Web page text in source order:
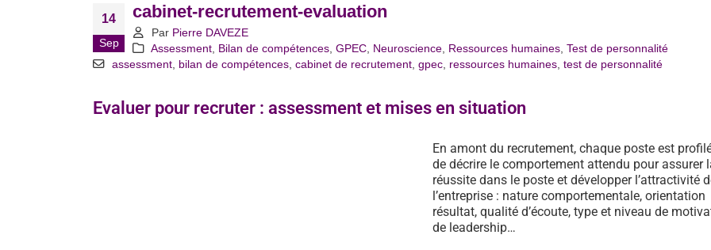
14
Sep
cabinet-recrutement-evaluation
Par Pierre DAVEZE
Assessment Bilan de compétences ,GPEC Neuroscience Ressources humaines ,Test de personnalité
assessment bilan de compétences ,cabinet de recrutement ,gpec ressources humaines ,test de personnalité
Evaluer pour recruter : assessment et mises en situation
En amont du recrutement, chaque poste est
de décrire le comportement attendu pour assurer
réussite dans le poste et développer l’attractivité
l’entreprise : nature comportementale, orientation
résultat, qualité d’écoute, type et niveau de
de leadership…